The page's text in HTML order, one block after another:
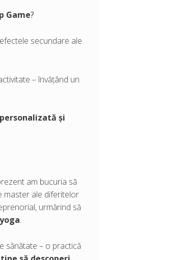
Game?
secundare ale
– învățând un
și
am bucuria să
master ale diferitelor
urmărind să
.
sănătate – o practică